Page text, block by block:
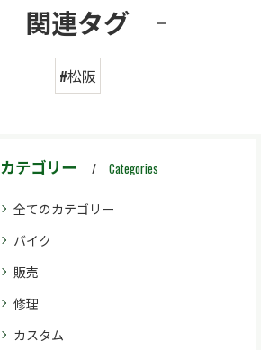
関連タグ
#松阪
カテゴリー Categories
全てのカテゴリー
バイク
販売
修理
カスタム